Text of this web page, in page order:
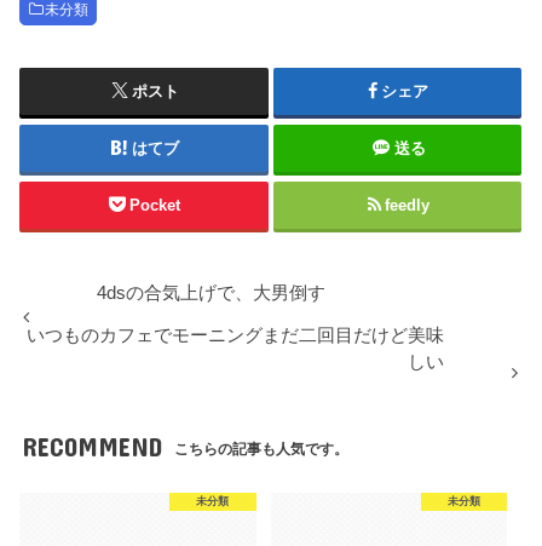
未分類
ポスト シェア
はてブ 送る
Pocket feedly
4dsの合気上げで、大男倒す
いつものカフェでモーニングまだ二回目だけど美味
しい
RECOMMEND こちらの記事も人気です。
未分類 未分類